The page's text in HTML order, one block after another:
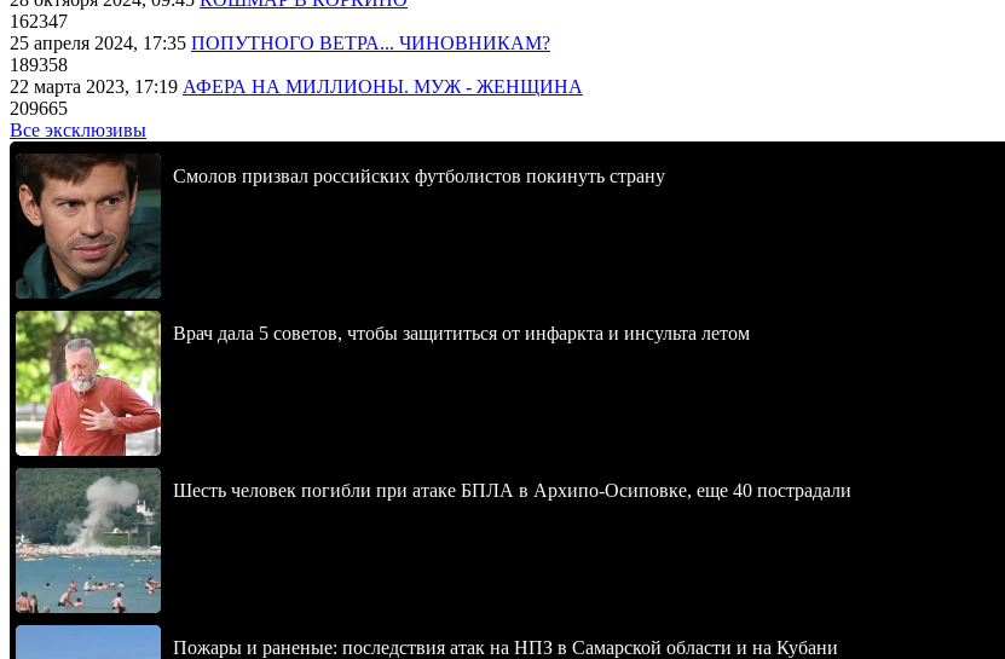
162347
25 апреля 2024, 17:35 ПОПУТНОГО ВЕТРА... ЧИНОВНИКАМ?
189358
22 марта 2023, 17:19 АФЕРА НА МИЛЛИОНЫ. МУЖ - ЖЕНЩИНА
209665
Все эксклюзивы
Смолов призвал российских футболистов покинуть страну
Врач дала 5 советов, чтобы защититься от инфаркта и инсульта летом
Шесть человек погибли при атаке БПЛА в Архипо-Осиповке, еще 40 пострадали
Пожары и раненые: последствия атак на НПЗ в Самарской области и на Кубани